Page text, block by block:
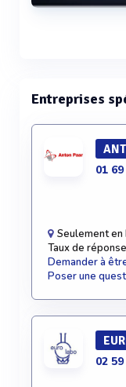
Entreprises
01
Seulement en
Taux de
Demander à
Poser une
02